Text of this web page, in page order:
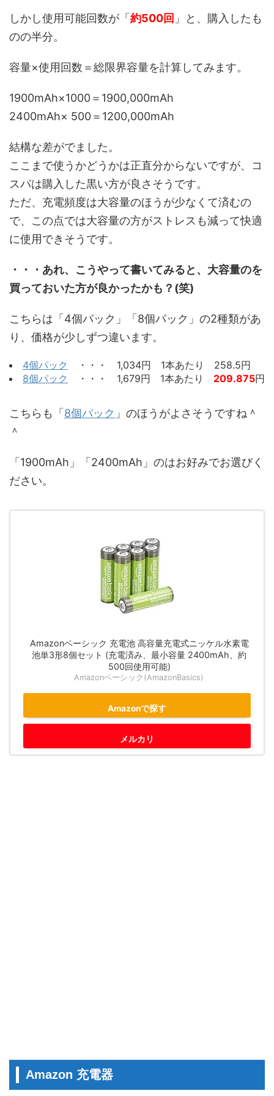
しかし使用可能回数が「 約500回 」と、購入したも
のの半分。
容量×使用回数＝総限界容量を計算してみます。
1900mAh×1000＝1900,000mAh
2400mAh× 500＝1200,000mAh
結構な差がでました。
ここまで使うかどうかは正直分からないですが、コ
スパは購入した黒い方が良さそうです。
ただ、充電頻度は大容量のほうが少なくて済むの
で、この点では大容量の方がストレスも減って快適
に使用できそうです。
・・・あれ、こうやって書いてみると、大容量のを
買っておいた方が良かったかも？(笑)
こちらは「4個パック」「8個パック」の2種類があ
り、価格が少しずつ違います。
4個パック
・・・ 1,034円 1本あたり 258.5円
8個パック
・・・ 1,679円 1本あたり 209.875円
こちらも「 8個パック 」のほうがよさそうですね＾
＾
「1900mAh」「2400mAh」のはお好みでお選びく
ださい。
Amazonベーシック 充電池 高容量充電式ニッケル水素電
池単3形8個セット (充電済み、最小容量 2400mAh、約
500回使用可能)
Amazonベーシック(AmazonBasics)
Amazonで探す
メルカリ
Amazon 充電器